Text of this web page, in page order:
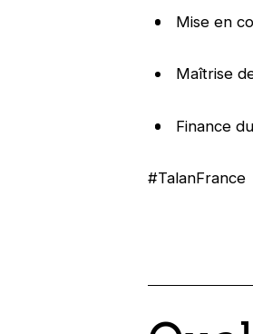
Mise en
Maîtrise
Finance
#TalanFrance